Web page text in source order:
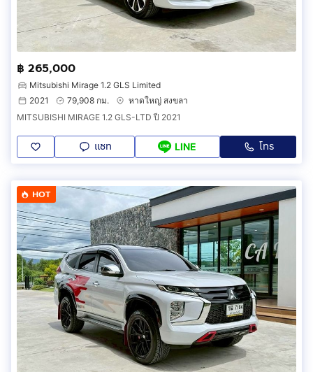
฿ 265,000
Mitsubishi Mirage 1.2 GLS Limited
2021
79,908 กม.
หาดใหญ่ สงขลา
MITSUBISHI MIRAGE 1.2 GLS-LTD ปี 2021
แชท LINE โทร
HOT